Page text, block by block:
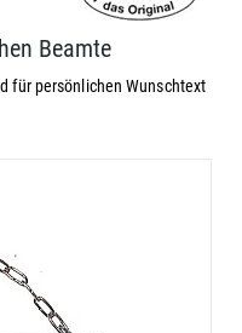
Beamte
für persönlichen Wunschtext